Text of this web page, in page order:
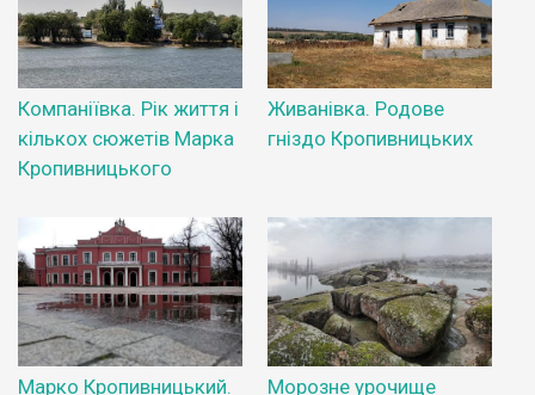
Компаніївка. Рік життя і
кількох сюжетів Марка
Кропивницького
Живанівка. Родове
гніздо Кропивницьких
Марко Кропивницький.
Морозне урочище